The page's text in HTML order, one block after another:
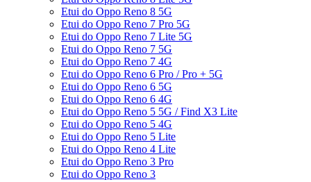
Etui do Oppo Reno 8 5G
Etui do Oppo Reno 7 Pro 5G
Etui do Oppo Reno 7 Lite 5G
Etui do Oppo Reno 7 5G
Etui do Oppo Reno 7 4G
Etui do Oppo Reno 6 Pro / Pro + 5G
Etui do Oppo Reno 6 5G
Etui do Oppo Reno 6 4G
Etui do Oppo Reno 5 5G / Find X3 Lite
Etui do Oppo Reno 5 4G
Etui do Oppo Reno 5 Lite
Etui do Oppo Reno 4 Lite
Etui do Oppo Reno 3 Pro
Etui do Oppo Reno 3